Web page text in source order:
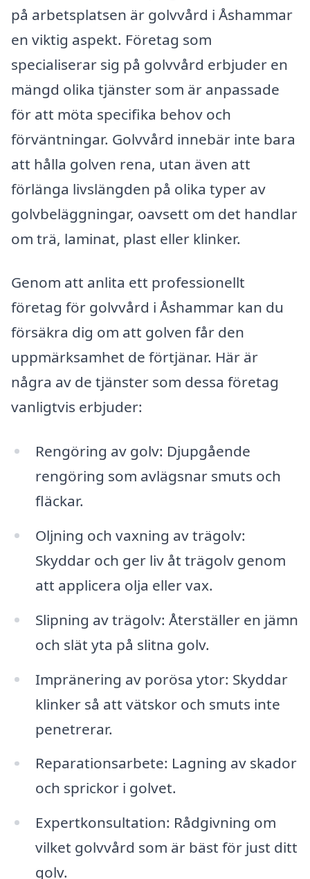
på arbetsplatsen är golvvård i Åshammar
en viktig aspekt. Företag som
specialiserar sig på golvvård erbjuder en
mängd olika tjänster som är anpassade
för att möta specifika behov och
förväntningar. Golvvård innebär inte bara
att hålla golven rena, utan även att
förlänga livslängden på olika typer av
golvbeläggningar, oavsett om det handlar
om trä, laminat, plast eller klinker.
Genom att anlita ett professionellt
företag för golvvård i Åshammar kan du
försäkra dig om att golven får den
uppmärksamhet de förtjänar. Här är
några av de tjänster som dessa företag
vanligtvis erbjuder:
Rengöring av golv: Djupgående
rengöring som avlägsnar smuts och
fläckar.
Oljning och vaxning av trägolv:
Skyddar och ger liv åt trägolv genom
att applicera olja eller vax.
Slipning av trägolv: Återställer en jämn
och slät yta på slitna golv.
Impränering av porösa ytor: Skyddar
klinker så att vätskor och smuts inte
penetrerar.
Reparationsarbete: Lagning av skador
och sprickor i golvet.
Expertkonsultation: Rådgivning om
vilket golvvård som är bäst för just ditt
golv.